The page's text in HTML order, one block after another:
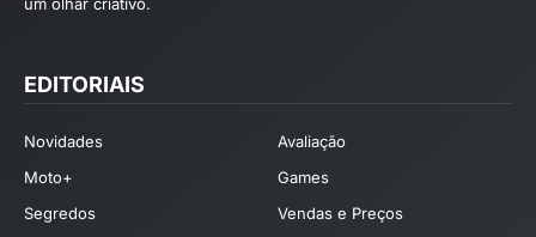
EDITORIAIS
Novidades
Avaliação
Moto+
Games
Segredos
Vendas e Preços